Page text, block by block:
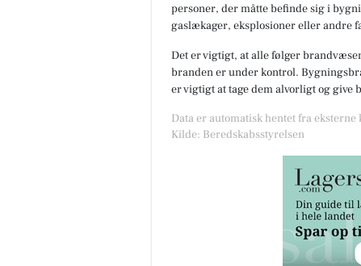
personer, der måtte befinde sig i
gaslækager, eksplosioner eller andre
Det er vigtigt, at alle følger
branden er under kontrol.
er vigtigt at tage dem alvorligt og
Data er automatisk hentet fra
Kilde: Beredskabsstyrelsen